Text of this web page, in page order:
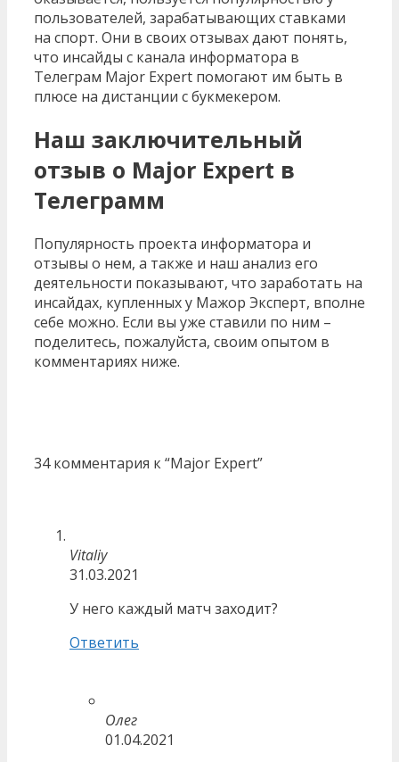
пользователей, зарабатывающих ставками
на спорт. Они в своих отзывах дают понять,
что инсайды с канала информатора в
Телеграм Major Expert помогают им быть в
плюсе на дистанции с букмекером.
Наш заключительный
отзыв о Major Expert в
Телеграмм
Популярность проекта информатора и
отзывы о нем, а также и наш анализ его
деятельности показывают, что заработать на
инсайдах, купленных у Мажор Эксперт, вполне
себе можно. Если вы уже ставили по ним –
поделитесь, пожалуйста, своим опытом в
комментариях ниже.
34 комментария к “Major Expert”
Vitaliy
31.03.2021
У него каждый матч заходит?
Ответить
Олег
01.04.2021